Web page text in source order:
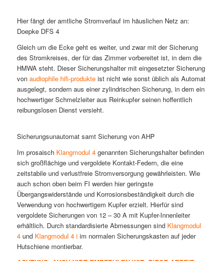
Hier fängt der amtliche Stromverlauf im häuslichen Netz an:
Doepke DFS 4
Gleich um die Ecke geht es weiter, und zwar mit der Sicherung
des Stromkreises, der für das Zimmer vorbereitet ist, in dem die
HMWA steht. Dieser Sicherungshalter mit eingesetzter Sicherung
von audiophile hifi-produkteist nicht wie sonst üblich als Automat
ausgelegt, sondern aus einer zylindrischen Sicherung, in dem ein
hochwertiger Schmelzleiter aus Reinkupfer seinen hoffentlich
reibungslosen Dienst versieht.
Sicherungsunautomat samt Sicherung von AHP
Im prosaisch Klangmodul 4genannten Sicherungshalter befinden
sich großflächige und vergoldete Kontakt-Federn, die eine
zeitstabile und verlustfreie Stromversorgung gewährleisten. Wie
auch schon oben beim FI werden hier geringste
Übergangswiderstände und Korrosionsbeständigkeit durch die
Verwendung von hochwertigem Kupfer erzielt. Hierfür sind
vergoldete Sicherungen von 12 – 30 A mit Kupfer-Innenleiter
erhältlich. Durch standardisierte Abmessungen sind Klangmodul
4und Klangmodul 4 iim normalen Sicherungskasten auf jeder
Hutschiene montierbar.